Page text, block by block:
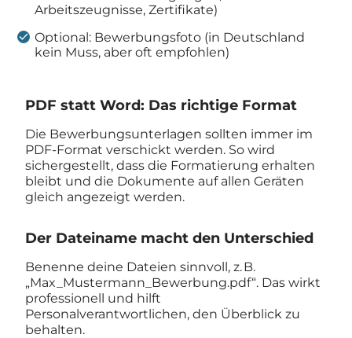
Arbeitszeugnisse, Zertifikate)
Optional: Bewerbungsfoto (in Deutschland
kein Muss, aber oft empfohlen)
PDF statt Word: Das richtige Format
Die Bewerbungsunterlagen sollten immer im
PDF-Format verschickt werden. So wird
sichergestellt, dass die Formatierung erhalten
bleibt und die Dokumente auf allen Geräten
gleich angezeigt werden.
Der Dateiname macht den Unterschied
Benenne deine Dateien sinnvoll, z. B.
„Max_Mustermann_Bewerbung.pdf“. Das wirkt
professionell und hilft
Personalverantwortlichen, den Überblick zu
behalten.